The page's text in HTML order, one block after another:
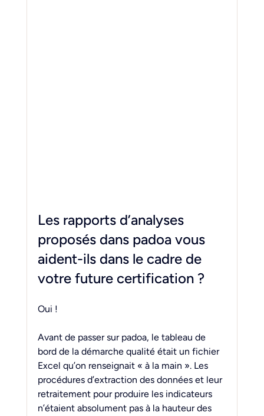
Les rapports d’analyses
proposés dans padoa vous
aident-ils dans le cadre de
votre future certification ?
Oui !
Avant de passer sur padoa, le tableau de
bord de la démarche qualité était un fichier
Excel qu’on renseignait « à la main ». Les
procédures d’extraction des données et leur
retraitement pour produire les indicateurs
n’étaient absolument pas à la hauteur des